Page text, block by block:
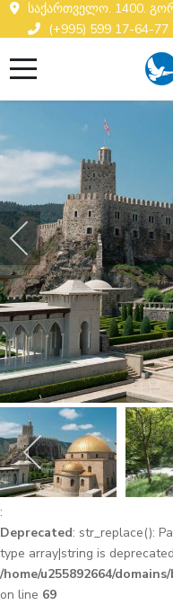
საქართველო. 1400.
(+995) 599 17-64-77
:
Deprecated: str_replace():
type array|string is
/home/u255892664/
on line 69